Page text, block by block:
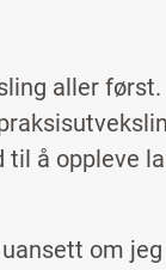
aller først.
til å oppleve
om